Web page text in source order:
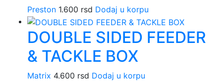
Preston 1.600 rsd Dodaj u korpu
DOUBLE SIDED FEEDER
& TACKLE BOX
Matrix 4.600 rsd Dodaj u korpu